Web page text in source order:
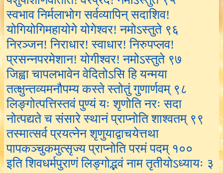
स्वभाव निर्मलाभोग सर्वव्यापिन् सदाशिव!
योगियोगिमहायोगे योगेश्वर! नमोऽस्तुते ९६
निरञ्जन! निराधार! स्वाधार! निरुपप्लव!
प्रसन्नपरमेशान! योगीश्वर! नमोऽस्तुते ९७
जिह्वा चापलभावेन वेदितोऽसि हि यन्मया
तत्क्षुन्तव्यमनौपम्य कस्ते स्तोतुं गुणार्णवम् ९८
लिङ्गोत्पत्तिस्तवं पुण्यं यः शृणोति नरः सदा
नोत्पद्यते च संसारे स्थानं प्राप्नोति शाश्वतम् ९९
तस्मात्सर्व प्रयत्नेन शृणुयाद्वाचयेत्तथा
पापकञ्चुकमुत्सृज्य प्राप्नोति परमं पदम् १००
इति शिवधर्मपुराणं लिङ्गोद्भवं नाम तृतीयोऽध्यायः ३